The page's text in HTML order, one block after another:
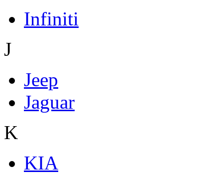
Infiniti
J
Jeep
Jaguar
K
KIA